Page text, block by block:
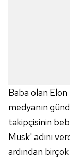
Baba olan Elon
medyanın
takipçisinin
Musk' adını
ardından birçok